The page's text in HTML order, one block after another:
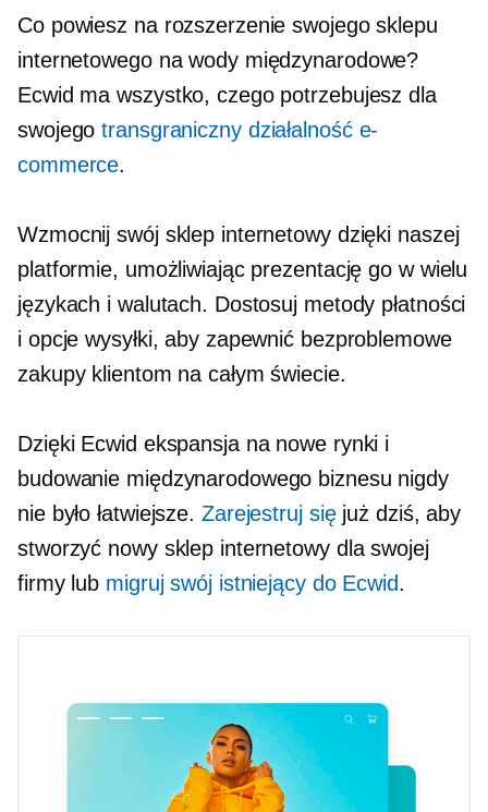
Co powiesz na rozszerzenie swojego sklepu
internetowego na wody międzynarodowe?
Ecwid ma wszystko, czego potrzebujesz dla
swojegotransgranicznydziałalność e-
commerce.
Wzmocnij swój sklep internetowy dzięki naszej
platformie, umożliwiając prezentację go w wielu
językach i walutach. Dostosuj metody płatności
i opcje wysyłki, aby zapewnić bezproblemowe
zakupy klientom na całym świecie.
Dzięki Ecwid ekspansja na nowe rynki i
budowanie międzynarodowego biznesu nigdy
nie było łatwiejsze. Zarejestruj sięjuż dziś, aby
stworzyć nowy sklep internetowy dla swojej
firmy lub migruj swój istniejący do Ecwid.